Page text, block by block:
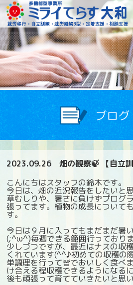
2023.09.26
畑の観察🍃 【自立訓
こんにちはスタッフの鈴木です。
今日は、畑の近況報告をしたいと
草むしりや、暑さに負けずプログ
張ってます。植物の成長について
す。
今日は９月に入ってもまだまだ暑
(;^ω^)毎週できる範囲行っておりま
少しづつですが、最近はナスの収
くれています(^^♪初めての収穫の
単調理を行って皆でおいしく食べ
け合える程収穫できるようになる
後も頑張って育てていきたいと思い